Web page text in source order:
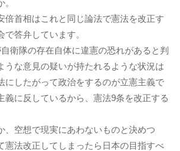
倍首相はこれと同じ論法で憲法を改正す
で答弁しています。
自衛隊の存在自体に違憲の恐れがあると判
うな意見の疑いが持たれるような状況は
にしたがって政治をするのが立憲主義で
義に反しているから、憲法9条を改正する
、空想で現実にあわないものと決めつ
憲法改正してしまったら日本の目指すべ